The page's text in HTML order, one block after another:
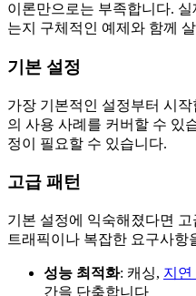
이론만으로는 부족합니다.
는지 구체적인 예제와 함께
기본 설정
가장 기본적인 설정부터 시
의 사용 사례를 커버할 수 있
정이 필요할 수 있습니다.
고급 패턴
기본 설정에 익숙해졌다면
트래픽이나 복잡한 요구사항
성능 최적화: 캐싱, 지연
간을 단축합니다